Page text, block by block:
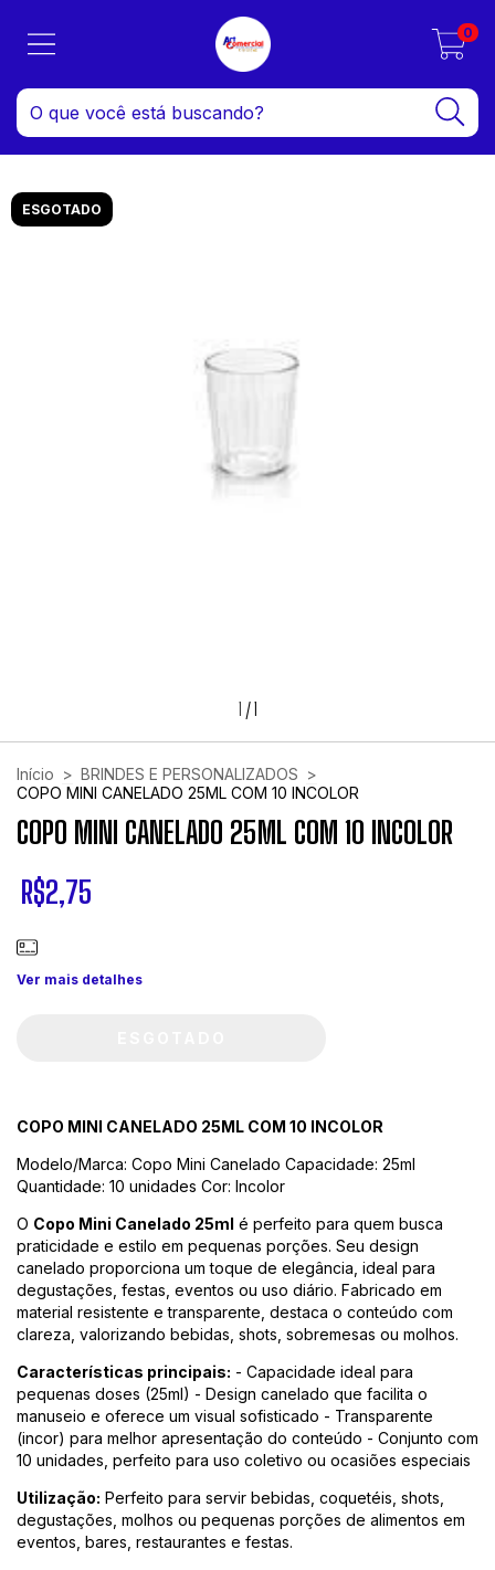
0
ESGOTADO
1 /1
Início > BRINDES E PERSONALIZADOS >
COPO MINI CANELADO 25ML COM 10 INCOLOR
COPO MINI CANELADO 25ML COM 10 INCOLOR
R$2,75
Ver mais detalhes
COPO MINI CANELADO 25ML COM 10 INCOLOR
Modelo/Marca: Copo Mini Canelado Capacidade: 25ml
Quantidade: 10 unidades Cor: Incolor
O Copo Mini Canelado 25ml é perfeito para quem busca
praticidade e estilo em pequenas porções. Seu design
canelado proporciona um toque de elegância, ideal para
degustações, festas, eventos ou uso diário. Fabricado em
material resistente e transparente, destaca o conteúdo com
clareza, valorizando bebidas, shots, sobremesas ou molhos.
Características principais: - Capacidade ideal para
pequenas doses (25ml) - Design canelado que facilita o
manuseio e oferece um visual sofisticado - Transparente
(incor) para melhor apresentação do conteúdo - Conjunto com
10 unidades, perfeito para uso coletivo ou ocasiões especiais
Utilização: Perfeito para servir bebidas, coquetéis, shots,
degustações, molhos ou pequenas porções de alimentos em
eventos, bares, restaurantes e festas.